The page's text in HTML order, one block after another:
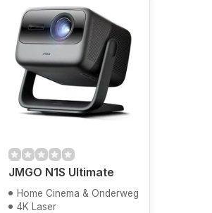
JMGO N1S Ultimate
Home Cinema & Onderweg
4K Laser